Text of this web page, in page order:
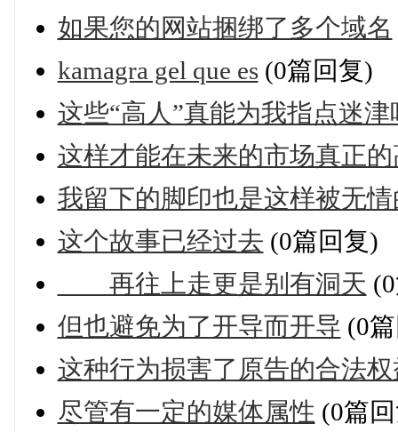
如果您的网站捆绑了多个域名
kamagra gel que es(0篇回复)
这些“高人”真能为我指点迷津
这样才能在未来的市场真正
我留下的脚印也是这样被无
这个故事已经过去 (0篇回复)
再往上走更是别有洞天
但也避免为了开导而开导 (0
这种行为损害了原告的合法权
尽管有一定的媒体属性 (0篇